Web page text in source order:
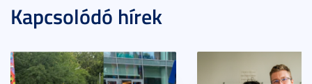
Kapcsolódó hírek